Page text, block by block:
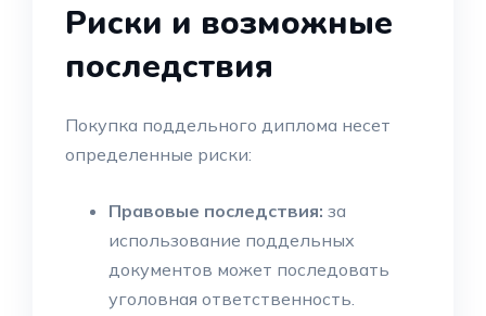
Риски и возможные
последствия
Покупка поддельного диплома несет
определенные риски:
Правовые последствия: за
использование поддельных
документов может последовать
уголовная ответственность.